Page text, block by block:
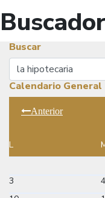
Buscar
Buscar
Calendario General
Anterior
L
3
4